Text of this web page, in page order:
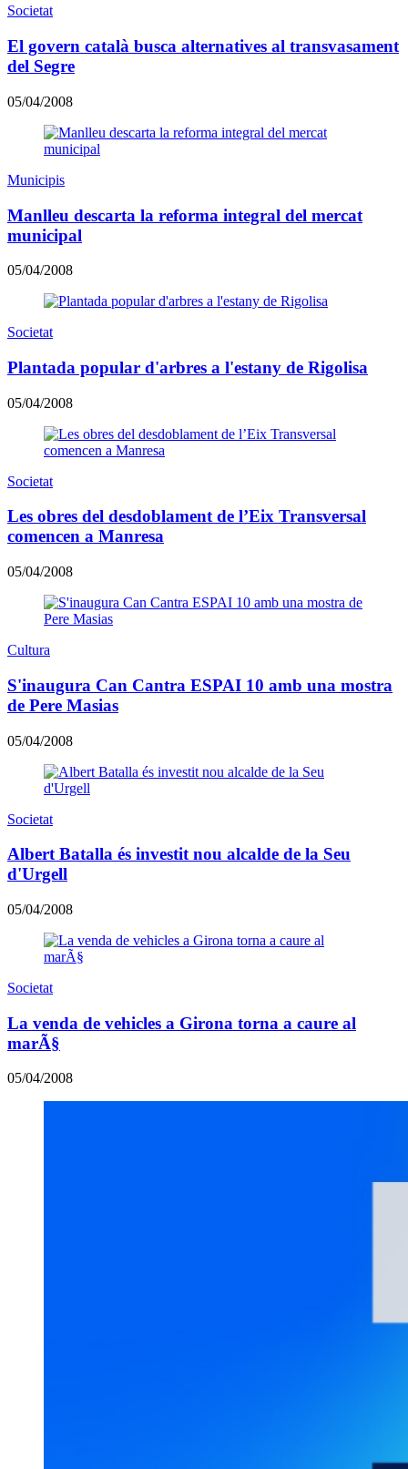
Societat
El govern català busca alternatives al transvasament
del Segre
05/04/2008
Municipis
Manlleu descarta la reforma integral del mercat
municipal
05/04/2008
Societat
Plantada popular d'arbres a l'estany de Rigolisa
05/04/2008
Societat
Les obres del desdoblament de l’Eix Transversal
comencen a Manresa
05/04/2008
Cultura
S'inaugura Can Cantra ESPAI 10 amb una mostra
de Pere Masias
05/04/2008
Societat
Albert Batalla és investit nou alcalde de la Seu
d'Urgell
05/04/2008
Societat
La venda de vehicles a Girona torna a caure al
marÃ§
05/04/2008